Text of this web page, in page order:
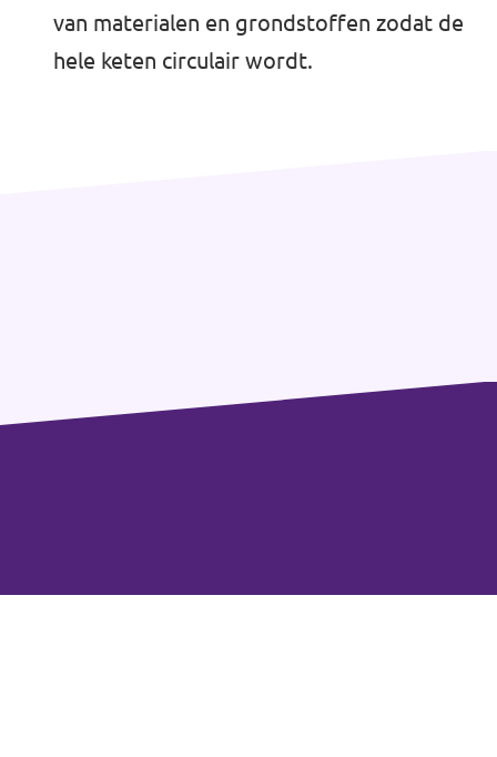
van materialen en grondstoffen zodat de
hele keten circulair wordt.